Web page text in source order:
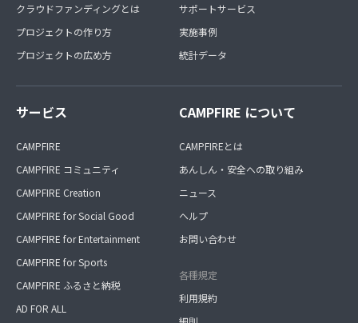
クラウドファンディングとは
プロジェクトの作り方
プロジェクトの広め方
サポートサービス
実施事例
統計データ
サービス
CAMPFIRE
CAMPFIRE コミュニティ
CAMPFIRE Creation
CAMPFIRE for Social Good
CAMPFIRE for Entertainment
CAMPFIRE for Sports
CAMPFIRE ふるさと納税
AD FOR ALL
CAMPFIRE について
CAMPFIREとは
あんしん・安全への取り組み
ニュース
ヘルプ
お問い合わせ
各種規定
利用規約